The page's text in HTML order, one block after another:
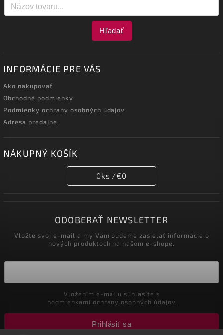
Hľadať
INFORMÁCIE PRE VÁS
Ako nakupovať
Obchodné podmienky
Podmienky ochrany osobných údajov
Adresa predajne
NÁKUPNÝ KOŠÍK
0ks /€0
ODOBERAŤ NEWSLETTER
Vložte svoj e-mail a my Vám budeme zasielať informácie o
nových produktoch na našom e-shope.
podmienkami ochrany osobných údajov
Prihlásiť sa